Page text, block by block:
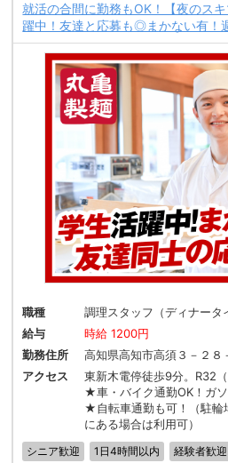
就活の合間に勤務もOK！【夜のス
躍中！友達と応募も◎まかない有
職種
調理スタッフ（ディナータ
給与
時給 1200円
勤務住所
高知県高知市高須３－２８
アクセス
東新木電停徒歩9分。R32
★車・バイク通勤OK！ガ
★自転車通勤も可！（駐輪
にある場合は利用可）
シニア歓迎 1日4時間以内 経験者歓迎